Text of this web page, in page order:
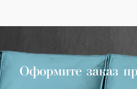
Оформите заказ